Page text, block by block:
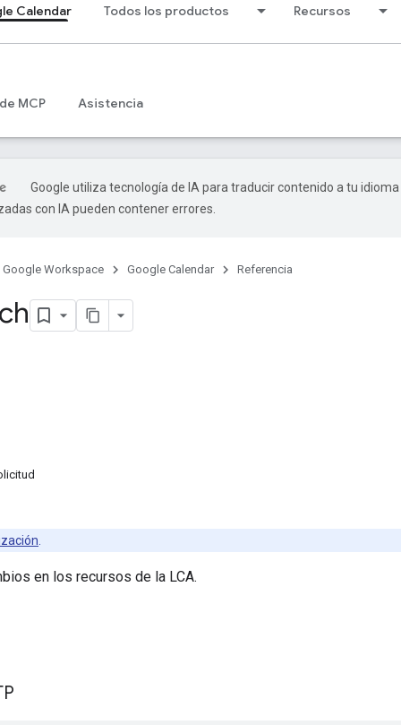
Calendar Todos los productos Recursos
MCP Asistencia
Google utiliza tecnología de IA para traducir contenido a tu
con IA pueden contener errores.
Google Workspace Google Calendar Referencia
en los recursos de la LCA.